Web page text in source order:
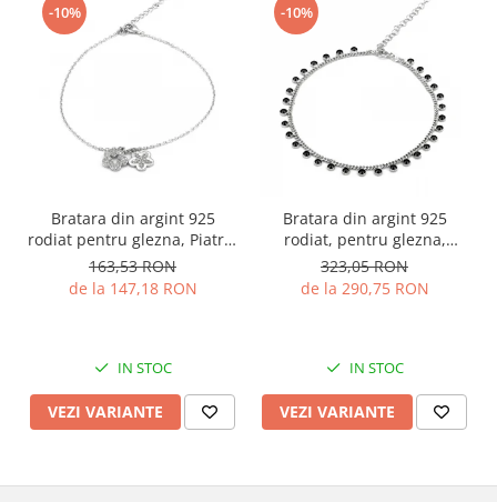
-10%
Bratara din argint 925
rodiat pentru glezna, Piatra:
cubic zirconia,Sonis Silver
163,53 RON
de la 147,18 RON
IN STOC
VEZI VARIANTE
-10%
Bratara din argint 925
rodiat, pentru glezna,
Piatra: onix fatetat, Sonis
Silver
323,05 RON
de la 290,75 RON
IN STOC
VEZI VARIANTE